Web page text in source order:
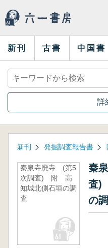
新刊 古書 中国書
詳
新刊 発掘調査報告書
秦泉寺廃寺 (第5
次調査) 附 高
知城北側石垣の調
査
秦
査)
の